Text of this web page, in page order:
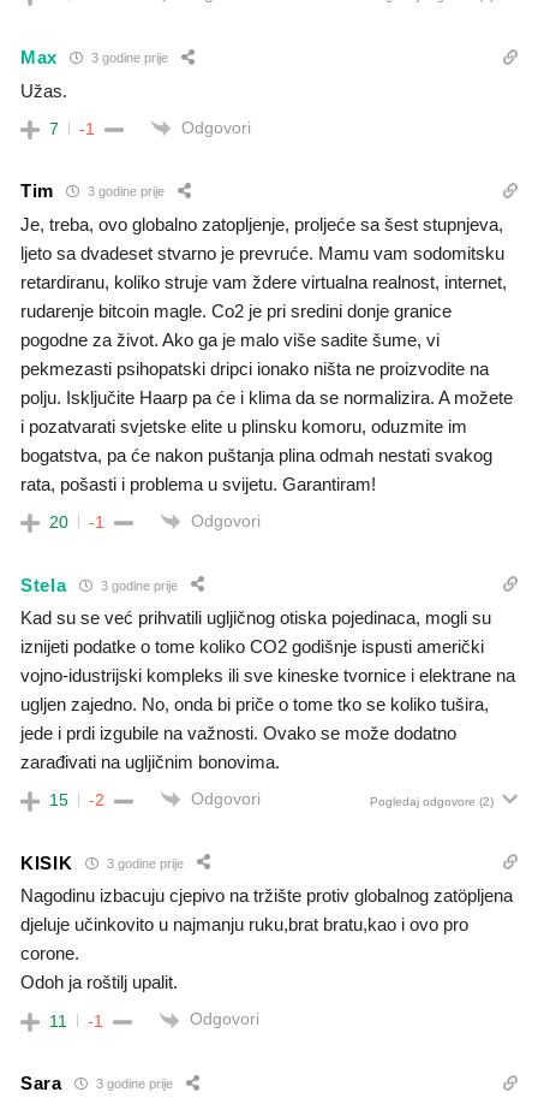
Max 3 godine prije
Užas.
7 -1 Odgovori
Tim 3 godine prije
Je, treba, ovo globalno zatopljenje, proljeće sa šest stupnjeva,
ljeto sa dvadeset stvarno je prevruće. Mamu vam sodomitsku
retardiranu, koliko struje vam ždere virtualna realnost, internet,
rudarenje bitcoin magle. Co2 je pri sredini donje granice
pogodne za život. Ako ga je malo više sadite šume, vi
pekmezasti psihopatski dripci ionako ništa ne proizvodite na
polju. Isključite Haarp pa će i klima da se normalizira. A možete
i pozatvarati svjetske elite u plinsku komoru, oduzmite im
bogatstva, pa će nakon puštanja plina odmah nestati svakog
rata, pošasti i problema u svijetu. Garantiram!
20 -1 Odgovori
Stela 3 godine prije
Kad su se već prihvatili ugljičnog otiska pojedinaca, mogli su
iznijeti podatke o tome koliko CO2 godišnje ispusti američki
vojno-idustrijski kompleks ili sve kineske tvornice i elektrane na
ugljen zajedno. No, onda bi priče o tome tko se koliko tušira,
jede i prdi izgubile na važnosti. Ovako se može dodatno
zarađivati na ugljičnim bonovima.
15 -2 Odgovori Pogledaj odgovore (2)
KISIK 3 godine prije
Nagodinu izbacuju cjepivo na tržište protiv globalnog zatöpljena
djeluje učinkovito u najmanju ruku,brat bratu,kao i ovo pro
corone.
Odoh ja roštilj upalit.
11 -1 Odgovori
Sara 3 godine prije